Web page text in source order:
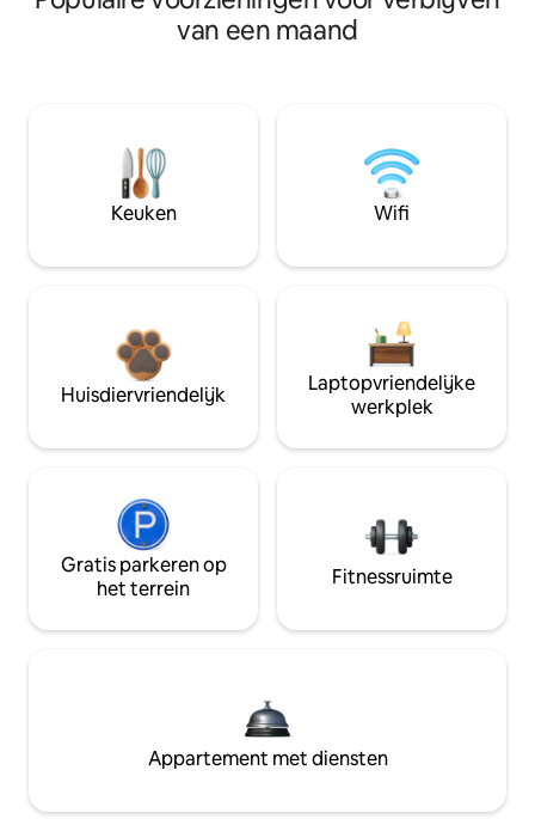
van een maand
Keuken Wifi
Huisdiervriendelijk
Laptopvriendelijke
werkplek
Gratis parkeren op
het terrein
Fitnessruimte
Appartement met diensten